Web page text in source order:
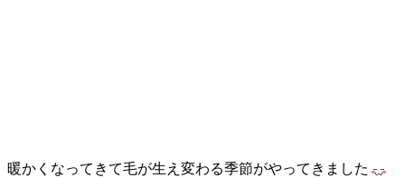
暖かくなってきて毛が生え変わる季節がやってきました